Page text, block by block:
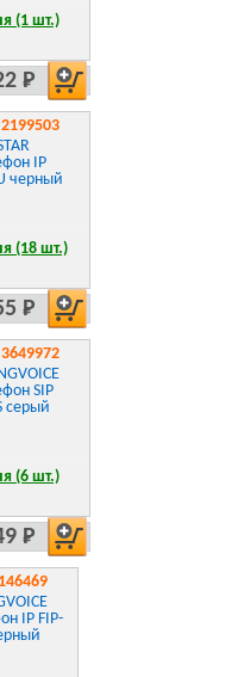
(1 шт.)
Р
2199503
IP
черный
(18 шт.)
Р
3649972
SIP
серый
(6 шт.)
Р
IP FIP-